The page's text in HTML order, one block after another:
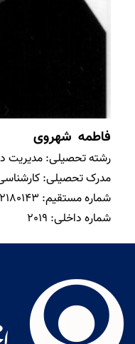
فاطمه شهروی
رشته تحصیلی: مدیریت
مدرک تحصیلی:
شماره مستقیم:
شماره داخلی: 2019